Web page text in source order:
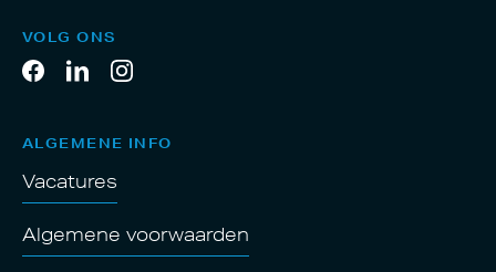
VOLG ONS
ALGEMENE INFO
Vacatures
Algemene voorwaarden